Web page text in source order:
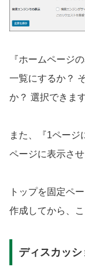
『ホームページ
一覧にするか？
か？ 選択できます
また、『1ページ
ページに表示さ
トップを固定ペ
作成してから、
ディスカッシ